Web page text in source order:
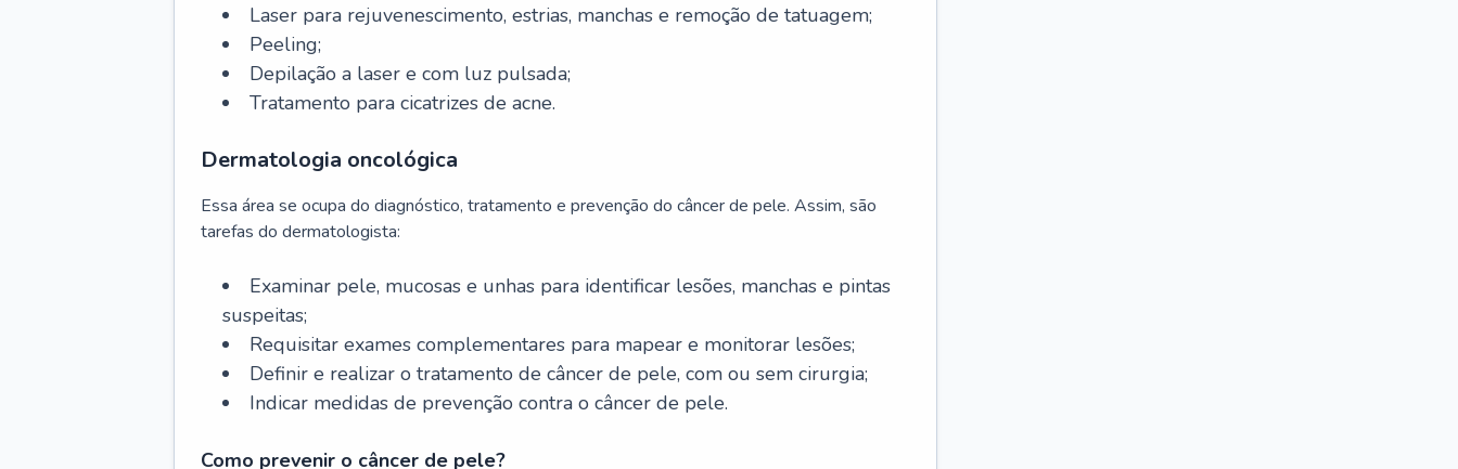
Laser para rejuvenescimento, estrias, manchas e remoção de tatuagem;
Peeling;
Depilação a laser e com luz pulsada;
Tratamento para cicatrizes de acne.
Dermatologia oncológica
Essa área se ocupa do diagnóstico, tratamento e prevenção do câncer de pele. Assim, são
tarefas do dermatologista:
Examinar pele, mucosas e unhas para identificar lesões, manchas e pintas
suspeitas;
Requisitar exames complementares para mapear e monitorar lesões;
Definir e realizar o tratamento de câncer de pele, com ou sem cirurgia;
Indicar medidas de prevenção contra o câncer de pele.
Como prevenir o câncer de pele?